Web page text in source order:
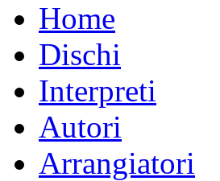
Home
Dischi
Interpreti
Autori
Arrangiatori